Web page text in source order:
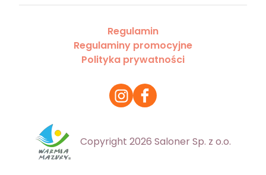
Regulamin
Regulaminy promocyjne
Polityka prywatności
Copyright 2026 Saloner Sp. z o.o.